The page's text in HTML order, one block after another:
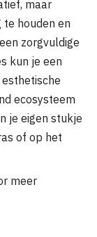
maar
houden en
zorgvuldige
kun je een
ecosysteem
je eigen stukje
of op het
meer